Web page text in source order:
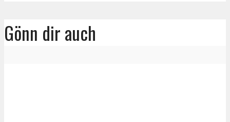
Gönn dir auch